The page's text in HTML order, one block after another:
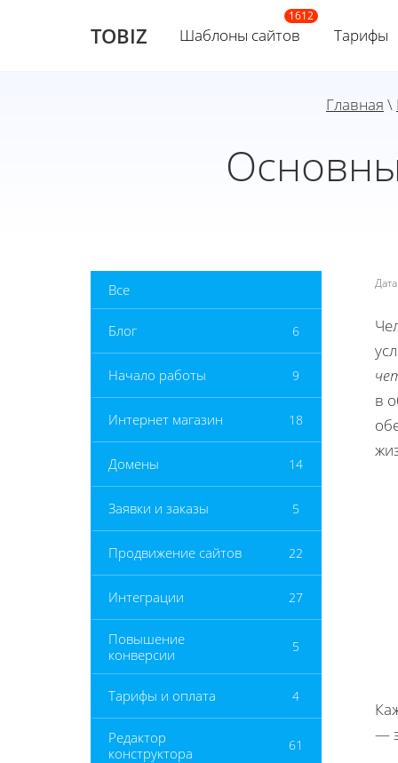
TOBIZ Шаблоны сайтов Тарифы
Главная \
Все
Блог 6
Начало работы 9
Интернет магазин 18
Домены 14
Заявки и заказы 5
Продвижение сайтов 22
Интеграции 27
Повышение
конверсии
5
Тарифы и оплата 4
Редактор
конструктора
61
в
—